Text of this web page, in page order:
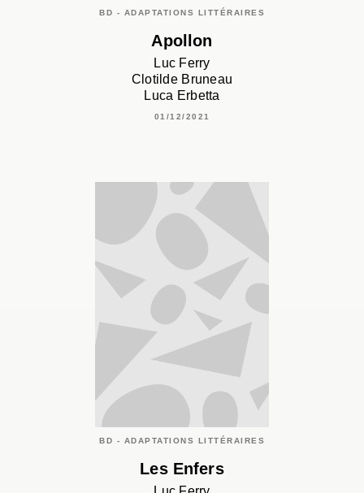
BD - ADAPTATIONS LITTÉRAIRES
Apollon
Luc Ferry
Clotilde Bruneau
Luca Erbetta
01/12/2021
BD - ADAPTATIONS LITTÉRAIRES
Les Enfers